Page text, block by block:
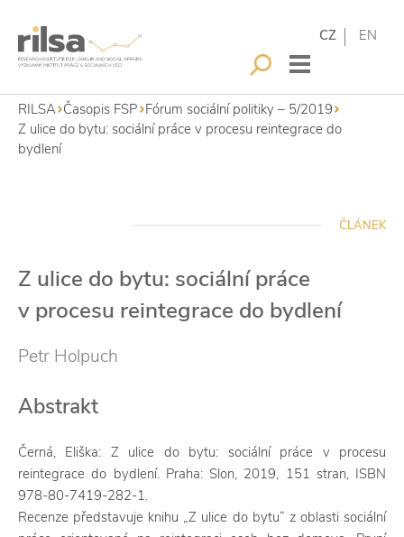
CZ EN
RILSA Časopis FSP Fórum sociální politiky – 5/2019
Z ulice do bytu: sociální práce v procesu reintegrace do
bydlení
ČLÁNEK
Z ulice do bytu: sociální práce
v procesu reintegrace do bydlení
Petr Holpuch
Abstrakt
Černá, Eliška: Z ulice do bytu: sociální práce v procesu
reintegrace do bydlení. Praha: Slon, 2019, 151 stran, ISBN
978-80-7419-282-1.
Recenze představuje knihu „Z ulice do bytu“ z oblasti sociální